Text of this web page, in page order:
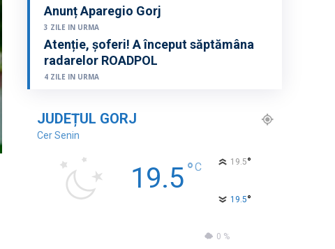
Anunț Aparegio Gorj
3 ZILE IN URMA
Atenție, șoferi! A început săptămâna
radarelor ROADPOL
4 ZILE IN URMA
JUDEȚUL GORJ
Cer Senin
19.5°C 19.5°
19.5°
0 %